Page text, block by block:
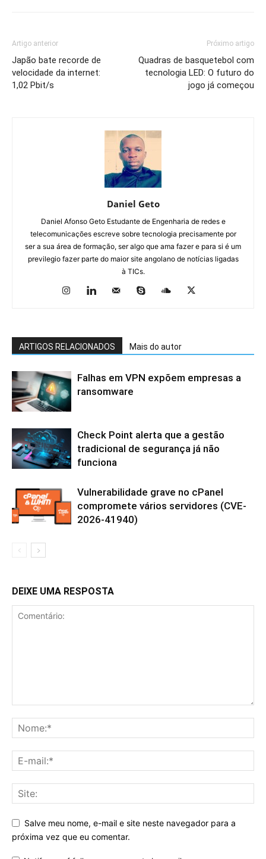
Artigo anterior
Japão bate recorde de
velocidade da internet:
1,02 Pbit/s
Próximo artigo
Quadras de basquetebol com
tecnologia LED: O futuro do
jogo já começou
Daniel Geto
Daniel Afonso Geto Estudante de Engenharia de redes e
telecomunicações escreve sobre tecnologia precisamente por
ser a sua área de formação, ser algo que ama fazer e para si é um
previlegio fazer parte do maior site angolano de notícias ligadas
à TICs.
ARTIGOS RELACIONADOS Mais do autor
Falhas em VPN expõem empresas a
ransomware
Check Point alerta que a gestão
tradicional de segurança já não
funciona
Vulnerabilidade grave no cPanel
compromete vários servidores (CVE-
2026-41940)
DEIXE UMA RESPOSTA
Salve meu nome, e-mail e site neste navegador para a
próxima vez que eu comentar.